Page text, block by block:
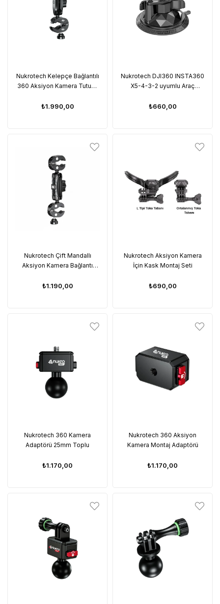
Nukrotech Kelepçe Bağlantılı
360 Aksiyon Kamera Tutucu
₺1.990,00
Nukrotech DJI360 INSTA360
X5-4-3-2 uyumlu Araç
(25mm Toplu)
₺660,00
Nukrotech Çift Mandallı
Aksiyon Kamera Bağlantı
₺1.190,00
Nukrotech Aksiyon Kamera
İçin Kask Montaj Seti
₺690,00
Nukrotech 360 Kamera
Adaptörü 25mm Toplu
₺1.170,00
Nukrotech 360 Aksiyon
Kamera Montaj Adaptörü
₺1.170,00